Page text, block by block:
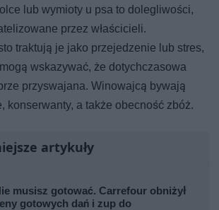
lub wymioty u psa to dolegliwości,
przez właścicieli.
traktują je jako przejedzenie lub stres,
wskazywać, że dotychczasowa
przyswajana. Winowajcą bywają
konserwanty, a także obecność zbóż.
artykuły
musisz gotować. Carrefour obniżył
gotowych dań i zup do